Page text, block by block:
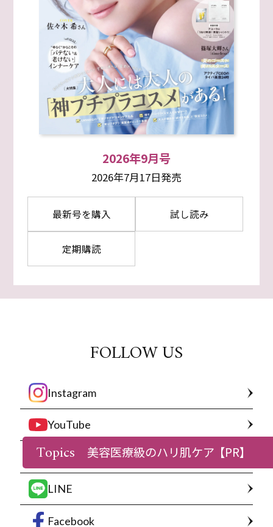
2026年9月号
2026年7月17日発売
最新号を購入 試し読み
定期購読
FOLLOW US
Instagram
YouTube
X
LINE
Facebook
Topics 美容医療級のハリ肌ケア【PR】